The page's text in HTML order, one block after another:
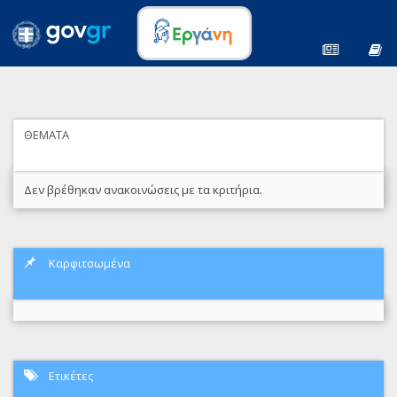
ΘΕΜΑΤΑ
Δεν βρέθηκαν ανακοινώσεις με τα κριτήρια.
Καρφιτσωμένα
Ετικέτες